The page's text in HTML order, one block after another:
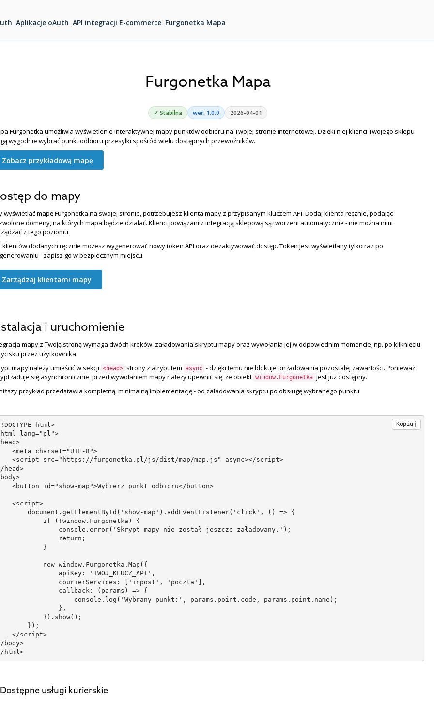
Aplikacje oAuth API integracji E-commerce Furgonetka Mapa
Furgonetka Mapa
✓ Stabilna wer. 1.0.0 2026-04-01
Furgonetka umożliwia wyświetlenie interaktywnej mapy punktów odbioru na Twojej stronie internetowej. Dzięki niej klienci Twojego sklepu
wygodnie wybrać punkt odbioru przesyłki spośród wielu dostępnych przewoźników.
Zobacz przykładową mapę
do mapy
wyświetlać mapę Furgonetka na swojej stronie, potrzebujesz klienta mapy z przypisanym kluczem API. Dodaj klienta ręcznie, podając
domeny, na których mapa będzie działać. Klienci powiązani z integracją sklepową są tworzeni automatycznie - nie można nimi
z tego poziomu.
klientów dodanych ręcznie możesz wygenerować nowy token API oraz dezaktywować dostęp. Token jest wyświetlany tylko raz po
- zapisz go w bezpiecznym miejscu.
Zarządzaj klientami mapy
i uruchomienie
mapy z Twoją stroną wymaga dwóch kroków: załadowania skryptu mapy oraz wywołania jej w odpowiednim momencie, np. po kliknięciu
przez użytkownika.
mapy należy umieścić w sekcji <head> strony z atrybutem async - dzięki temu nie blokuje on ładowania pozostałej zawartości. Ponieważ
ładuje się asynchronicznie, przed wywołaniem mapy należy upewnić się, że obiekt window.Furgonetka jest już dostępny.
przykład przedstawia kompletną, minimalną implementację - od załadowania skryptu po obsługę wybranego punktu:
html>
lang="pl">
<meta charset="UTF-8">
<script src="https://furgonetka.pl/js/dist/map/map.js" async></script>
head>
<button id="show-map">Wybierz punkt odbioru</button>
<script>
document.getElementById('show-map').addEventListener('click', () => {
if (!window.Furgonetka) {
console.error('Skrypt mapy nie został jeszcze załadowany.');
return;
}
new window.Furgonetka.Map({
apiKey: 'TWOJ_KLUCZ_API',
courierServices: ['inpost', 'poczta'],
callback: (params) => {
console.log('Wybrany punkt:', params.point.code, params.point.name);
},
}).show();
});
</script>
body>
html>
Kopiuj
Dostępne usługi kurierskie